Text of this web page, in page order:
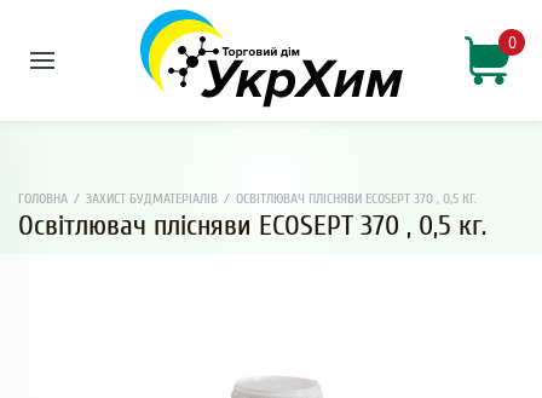
0
ГОЛОВНА / ЗАХИСТ БУДМАТЕРІАЛІВ / ОСВІТЛЮВАЧ ПЛІСНЯВИ ECOSEPT 370 , 0,5 КГ.
Освітлювач плісняви ECOSEPT 370 , 0,5 кг.